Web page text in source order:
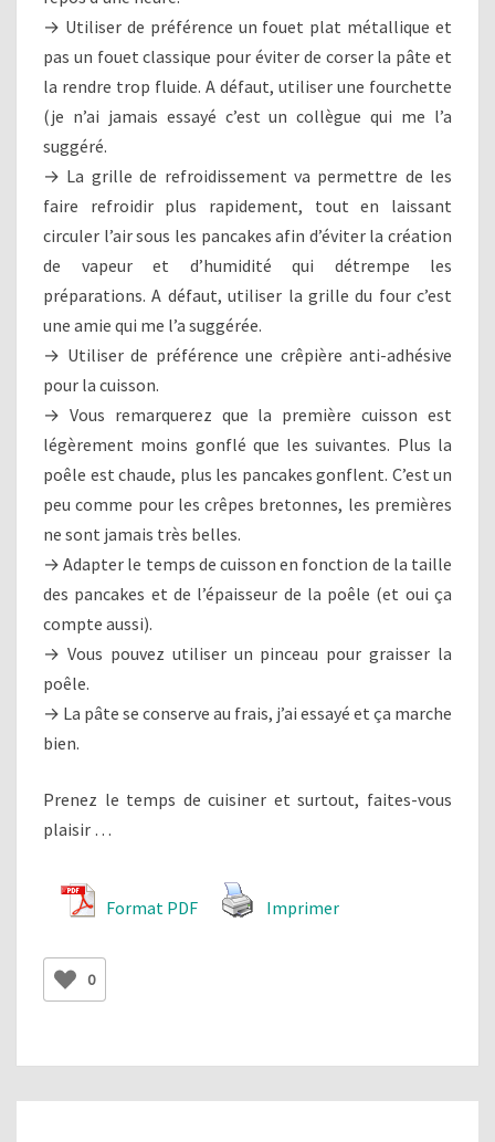
→ Utiliser de préférence un fouet plat métallique et
pas un fouet classique pour éviter de corser la pâte et
la rendre trop fluide. A défaut, utiliser une fourchette
(je n’ai jamais essayé c’est un collègue qui me l’a
suggéré.
→ La grille de refroidissement va permettre de les
faire refroidir plus rapidement, tout en laissant
circuler l’air sous les pancakes afin d’éviter la création
de vapeur et d’humidité qui détrempe les
préparations. A défaut, utiliser la grille du four c’est
une amie qui me l’a suggérée.
→ Utiliser de préférence une crêpière anti-adhésive
pour la cuisson.
→ Vous remarquerez que la première cuisson est
légèrement moins gonflé que les suivantes. Plus la
poêle est chaude, plus les pancakes gonflent. C’est un
peu comme pour les crêpes bretonnes, les premières
ne sont jamais très belles.
→ Adapter le temps de cuisson en fonction de la taille
des pancakes et de l’épaisseur de la poêle (et oui ça
compte aussi).
→ Vous pouvez utiliser un pinceau pour graisser la
poêle.
→ La pâte se conserve au frais, j’ai essayé et ça marche
bien.
Prenez le temps de cuisiner et surtout, faites-vous
plaisir …
Format PDF Imprimer
0